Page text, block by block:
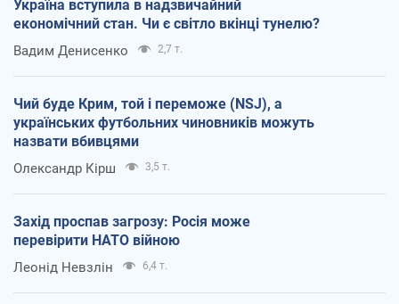
Україна вступила в надзвичайний
економічний стан. Чи є світло вкінці тунелю?
Вадим Денисенко 2,7 т.
Чий буде Крим, той і переможе (NSJ), а
українських футбольних чиновників можуть
назвати вбивцями
Олександр Кірш 3,5 т.
Захід проспав загрозу: Росія може
перевірити НАТО війною
Леонід Невзлін 6,4 т.